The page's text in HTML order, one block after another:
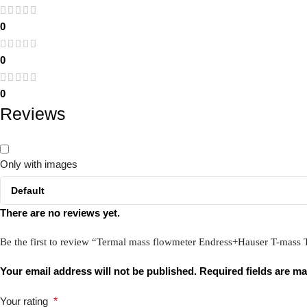
0
0
0
Reviews
Only with images
There are no reviews yet.
Be the first to review “Termal mass flowmeter Endress+Hauser T-mass
Your email address will not be published. Required fields are
Your rating *